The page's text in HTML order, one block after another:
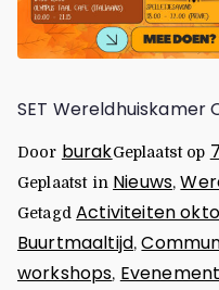
SET Wereldhuiskamer
Door burakGeplaatst op
Geplaatst in Nieuws,
Getagd Activiteiten
Buurtmaaltijd,
workshops,